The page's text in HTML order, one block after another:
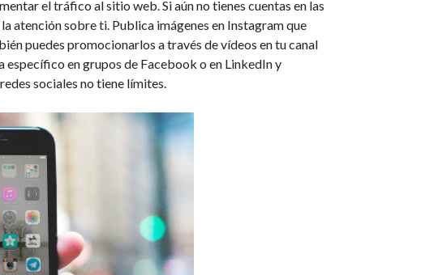
el tráfico al sitio web. Si aún no tienes cuentas en las
atención sobre ti. Publica imágenes en Instagram que
puedes promocionarlos a través de vídeos en tu canal
específico en grupos de Facebook o en LinkedIn y
sociales no tiene límites.